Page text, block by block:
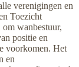
verenigingen en
Toezicht
wanbestuur,
positie en
voorkomen. Het
en